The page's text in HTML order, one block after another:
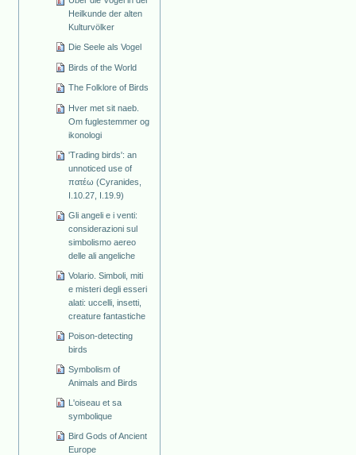
Heilkunde der alten
Kulturvölker
Die Seele als Vogel
Birds of the World
The Folklore of Birds
Hver met sit naeb.
Om fuglestemmer og
ikonologi
'Trading birds': an
unnoticed use of
πατέω (Cyranides,
I.10.27, I.19.9)
Gli angeli e i venti:
considerazioni sul
simbolismo aereo
delle ali angeliche
Volario. Simboli, miti
e misteri degli esseri
alati: uccelli, insetti,
creature fantastiche
Poison-detecting
birds
Symbolism of
Animals and Birds
L'oiseau et sa
symbolique
Bird Gods of Ancient
Europe